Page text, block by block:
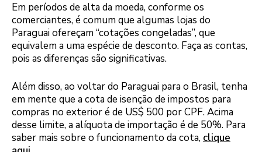
Em períodos de alta da moeda, conforme os
comerciantes, é comum que algumas lojas do
Paraguai ofereçam “cotações congeladas”, que
equivalem a uma espécie de desconto. Faça as contas,
pois as diferenças são significativas.
Além disso, ao voltar do Paraguai para o Brasil, tenha
em mente que a cota de isenção de impostos para
compras no exterior é de US$ 500 por CPF. Acima
desse limite, a alíquota de importação é de 50%. Para
saber mais sobre o funcionamento da cota, clique